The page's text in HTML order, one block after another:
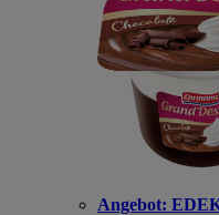
Angebot: